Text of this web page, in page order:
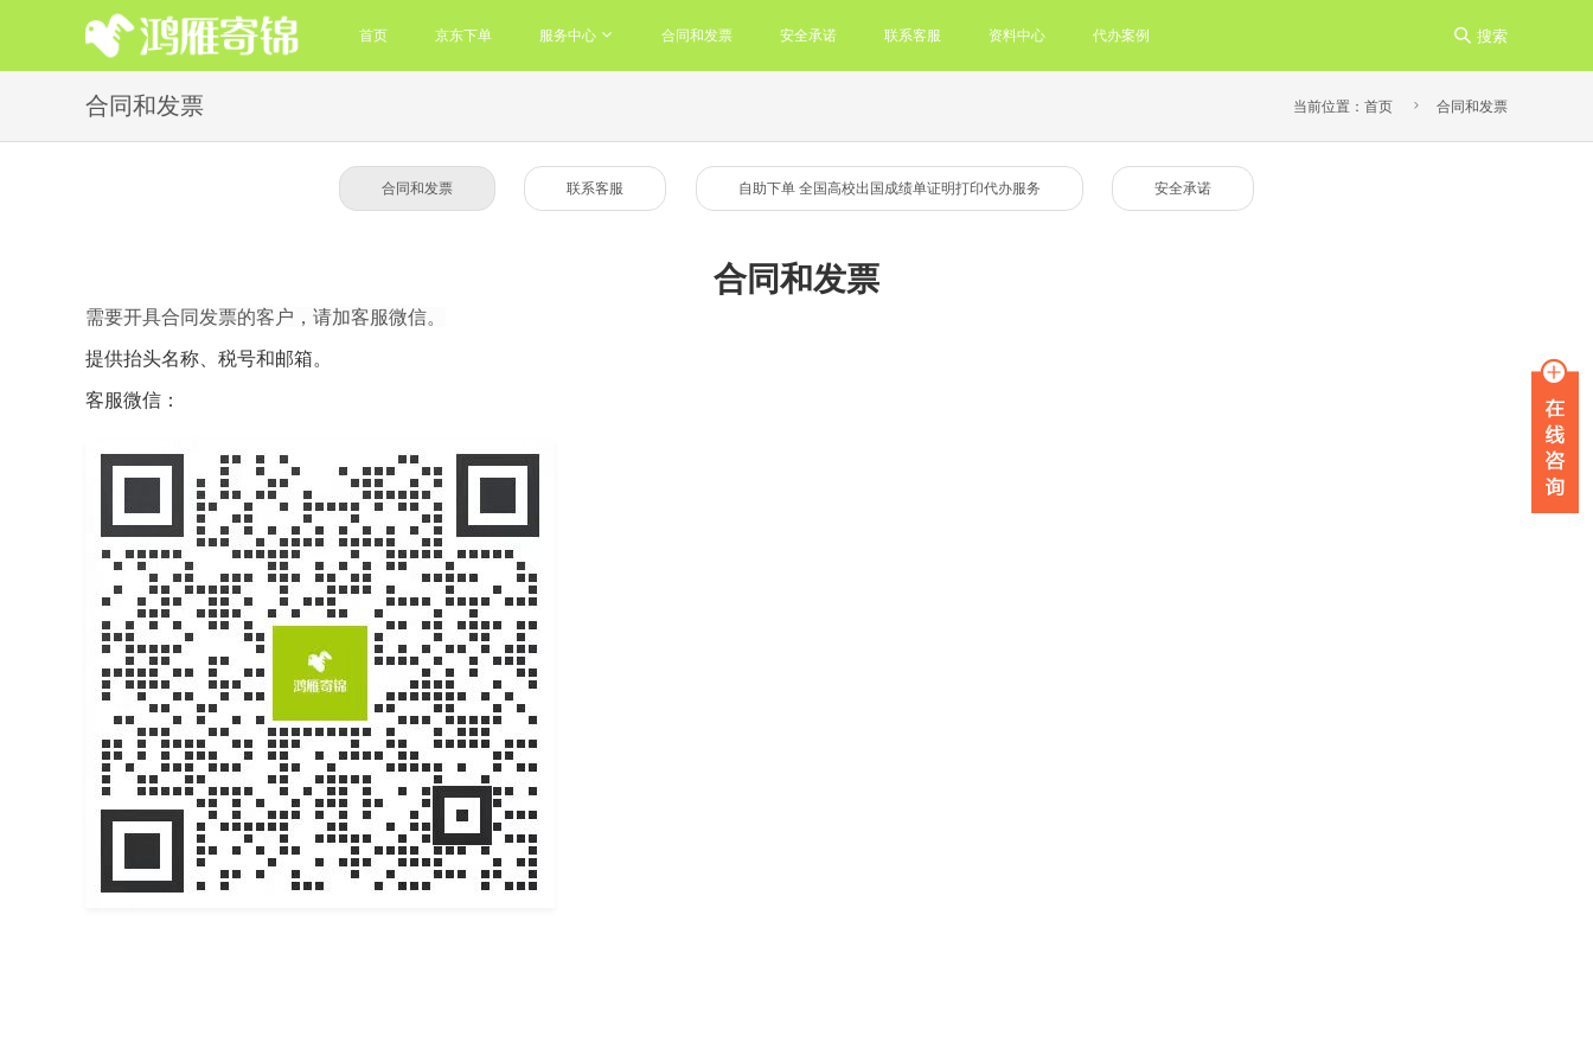
首页 京东下单 服务中心 合同和发票 安全承诺 联系客服 资料中心 代办案例  搜索
合同和发票 当前位置： 首页  合同和发票
合同和发票 联系客服 自助下单 全国高校出国成绩单证明打印代办服务 安全承诺
合同和发票
需要开具合同发票的客户，请加客服微信。
提供抬头名称、税号和邮箱。
客服微信：